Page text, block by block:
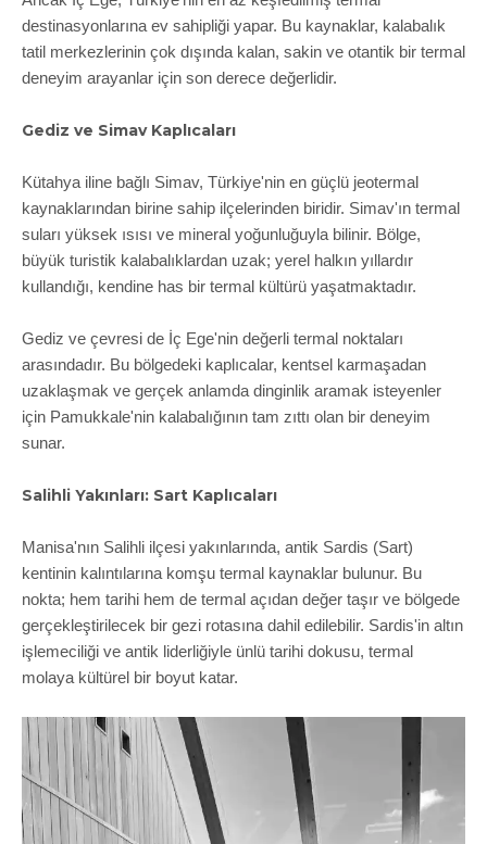
destinasyonlarına ev sahipliği yapar. Bu kaynaklar, kalabalık
tatil merkezlerinin çok dışında kalan, sakin ve otantik bir termal
deneyim arayanlar için son derece değerlidir.
Gediz ve Simav Kaplıcaları
Kütahya iline bağlı Simav, Türkiye'nin en güçlü jeotermal
kaynaklarından birine sahip ilçelerinden biridir. Simav'ın termal
suları yüksek ısısı ve mineral yoğunluğuyla bilinir. Bölge,
büyük turistik kalabalıklardan uzak; yerel halkın yıllardır
kullandığı, kendine has bir termal kültürü yaşatmaktadır.
Gediz ve çevresi de İç Ege'nin değerli termal noktaları
arasındadır. Bu bölgedeki kaplıcalar, kentsel karmaşadan
uzaklaşmak ve gerçek anlamda dinginlik aramak isteyenler
için Pamukkale'nin kalabalığının tam zıttı olan bir deneyim
sunar.
Salihli Yakınları: Sart Kaplıcaları
Manisa'nın Salihli ilçesi yakınlarında, antik Sardis (Sart)
kentinin kalıntılarına komşu termal kaynaklar bulunur. Bu
nokta; hem tarihi hem de termal açıdan değer taşır ve bölgede
gerçekleştirilecek bir gezi rotasına dahil edilebilir. Sardis'in altın
işlemeciliği ve antik liderliğiyle ünlü tarihi dokusu, termal
molaya kültürel bir boyut katar.